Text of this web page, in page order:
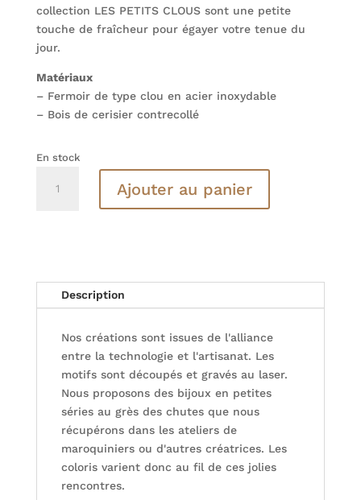
collection LES PETITS CLOUS sont une petite
touche de fraîcheur pour égayer votre tenue du
jour.
Matériaux
– Fermoir de type clou en acier inoxydable
– Bois de cerisier contrecollé
En stock
LES
PETITS
Feuilles
Ajouter au panier
Description
Nos créations sont issues de l'alliance
entre la technologie et l'artisanat. Les
motifs sont découpés et gravés au laser.
Nous proposons des bijoux en petites
séries au grès des chutes que nous
récupérons dans les ateliers de
maroquiniers ou d'autres créatrices. Les
coloris varient donc au fil de ces jolies
rencontres.